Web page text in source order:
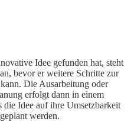
Idee gefunden hat, steht
bevor er weitere Schritte zur
Die Ausarbeitung oder
erfolgt dann in einem
die Idee auf ihre Umsetzbarkeit
werden.